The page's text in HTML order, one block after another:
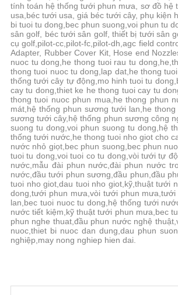
tính toán hệ thống tưới phun mưa, sơ đồ hệ
usa,béc tưới usa, giá béc tưới cây, phụ
bi tuoi tu dong,bec phun suong,voi phun tu
sân golf, béc tưới sân golf, thiết bị tưới sân
cụ golf,pilot-cc,pilot-fc,pilot-dh,agc field
Adapter, Rubber Cover Kit, Hose end
nuoc tu dong,he thong tuoi rau tu
thong tuoi nuoc tu dong,lap dat,he thong
thống tưới cây tự động,mo hinh tuoi tu
cay tu dong,thiet ke he thong tuoi cay tu
thong tuoi nuoc phun mua,he thong phun
mát,hệ thống phun sương tưới lan,he
sương tưới cây,hệ thống phun sương công
suong tu dong,voi phun suong tu dong,hệ
thống tưới nước,he thong tuoi nho giot cho
nước nhỏ giọt,bec phun suong,bec phun
tuoi tu dong,voi tuoi co tu dong,vòi tưới tự
nước,mẫu đài phun nước,đài phun nước
nước,đầu tưới phun sương,đầu phun,đầu
tuoi nho giot,dau tuoi nho giot,kỹ,thuật tưới
dong,tưới phun mưa,vòi tưới phun
lan,bec tuoi nuoc tu dong,hệ thống tưới
nước tiết kiệm,kỹ thuật tưới phun mưa,bec
phun nghe thuat,đầu phun nước nghệ
nuoc,thiet bi nuoc dan dung,dau phun
nghiệp,may nong nghiep hien dai.